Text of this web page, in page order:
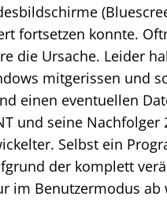
fortsetzen konnte.
die Ursache. Leider
mitgerissen und
einen eventuellen
und seine
Selbst ein
der komplett
im Benutzermodus